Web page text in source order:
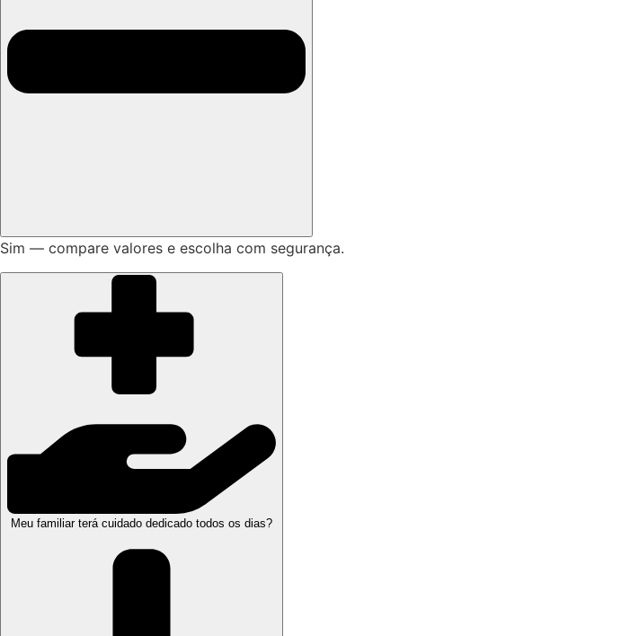
Sim — compare valores e escolha com segurança.
Meu familiar terá cuidado dedicado todos os dias?